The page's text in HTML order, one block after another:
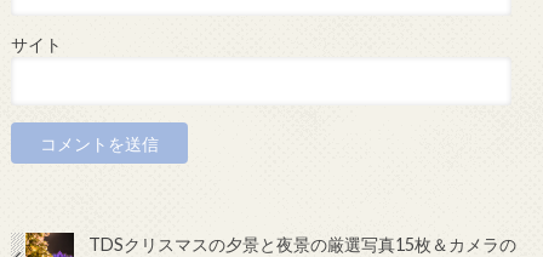
サイト
TDSクリスマスの夕景と夜景の厳選写真15枚＆カメラの